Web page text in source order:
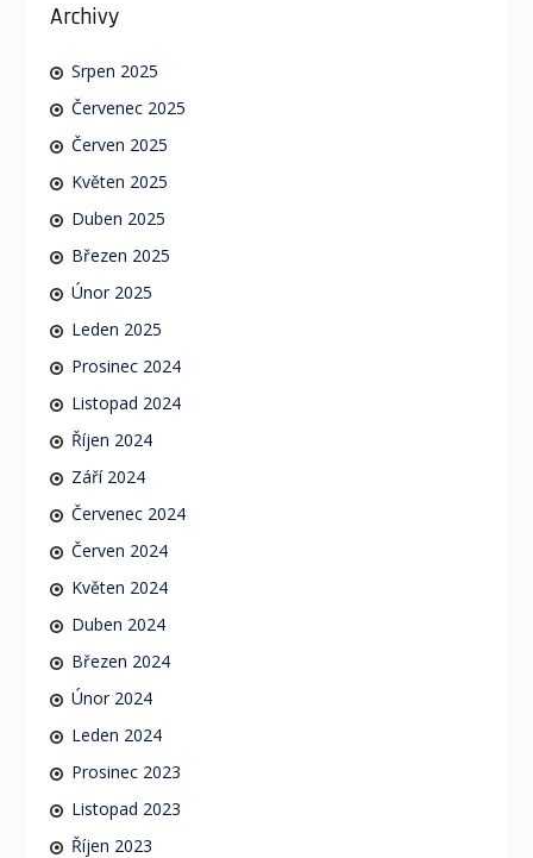
Archivy
Srpen 2025
Červenec 2025
Červen 2025
Květen 2025
Duben 2025
Březen 2025
Únor 2025
Leden 2025
Prosinec 2024
Listopad 2024
Říjen 2024
Září 2024
Červenec 2024
Červen 2024
Květen 2024
Duben 2024
Březen 2024
Únor 2024
Leden 2024
Prosinec 2023
Listopad 2023
Říjen 2023